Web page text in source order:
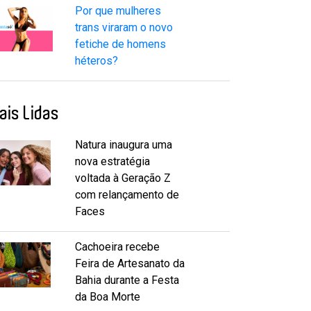
Por que mulheres
trans viraram o novo
fetiche de homens
héteros?
Lidas
Natura inaugura uma
nova estratégia
voltada à Geração Z
com relançamento de
Faces
Cachoeira recebe
Feira de Artesanato da
Bahia durante a Festa
da Boa Morte